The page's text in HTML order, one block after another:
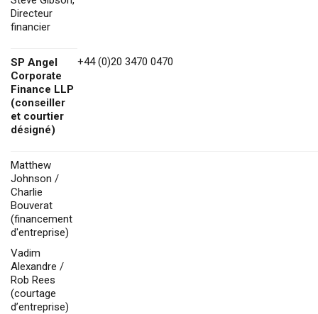
Directeur
financier
SP Angel
Corporate
Finance LLP
(conseiller
et courtier
désigné)
+44 (0)20 3470 0470
Matthew
Johnson /
Charlie
Bouverat
(financement
d'entreprise)
Vadim
Alexandre /
Rob Rees
(courtage
d’entreprise)